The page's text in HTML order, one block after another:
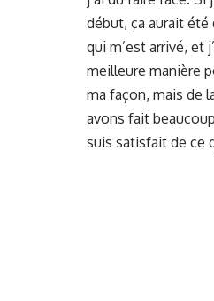
début, ça aurait été
qui m’est arrivé, et
meilleure manière
ma façon, mais de
avons fait
suis satisfait de ce